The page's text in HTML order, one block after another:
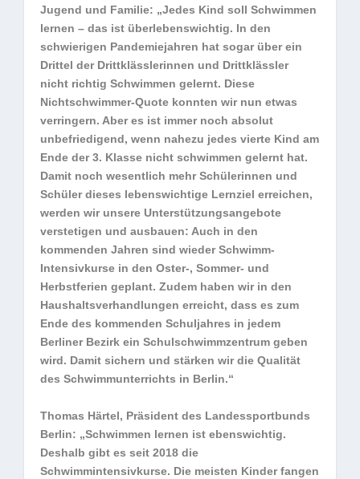
Jugend und Familie: „Jedes Kind soll Schwimmen
lernen – das ist überlebenswichtig. In den
schwierigen Pandemiejahren hat sogar über ein
Drittel der Drittklässlerinnen und Drittklässler
nicht richtig Schwimmen gelernt. Diese
Nichtschwimmer-Quote konnten wir nun etwas
verringern. Aber es ist immer noch absolut
unbefriedigend, wenn nahezu jedes vierte Kind am
Ende der 3. Klasse nicht schwimmen gelernt hat.
Damit noch wesentlich mehr Schülerinnen und
Schüler dieses lebenswichtige Lernziel erreichen,
werden wir unsere Unterstützungsangebote
verstetigen und ausbauen: Auch in den
kommenden Jahren sind wieder Schwimm-
Intensivkurse in den Oster-, Sommer- und
Herbstferien geplant. Zudem haben wir in den
Haushaltsverhandlungen erreicht, dass es zum
Ende des kommenden Schuljahres in jedem
Berliner Bezirk ein Schulschwimmzentrum geben
wird. Damit sichern und stärken wir die Qualität
des Schwimmunterrichts in Berlin.“
Thomas Härtel, Präsident des Landessportbunds
Berlin: „Schwimmen lernen ist ebenswichtig.
Deshalb gibt es seit 2018 die
Schwimmintensivkurse. Die meisten Kinder fangen